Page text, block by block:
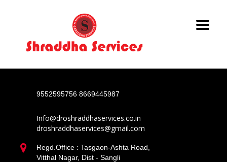
9552595756 8669445987
Info@droshraddhaservices.co.in
droshraddhaservices@gmail.com
Regd.Office : Tasgaon-Ashta Road,
Vitthal Nagar, Dist - Sangli